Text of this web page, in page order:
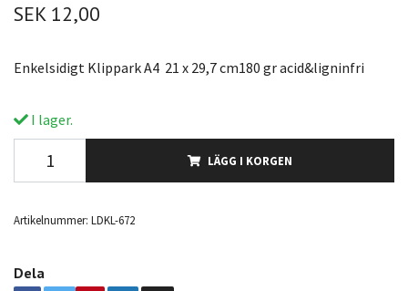
SEK 12,00
Enkelsidigt Klippark A4 21 x 29,7 cm180 gr acid&ligninfri
I lager.
LÄGG I KORGEN
Artikelnummer: LDKL-672
Dela